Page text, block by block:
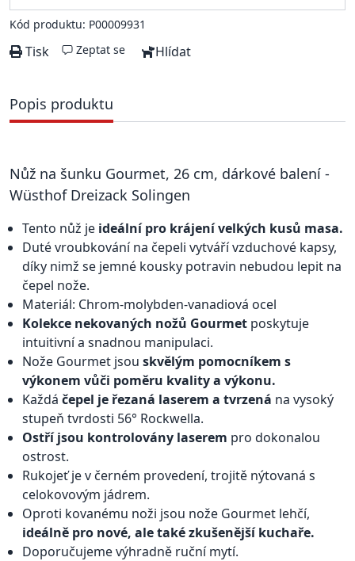
Kód produktu: P00009931
Tisk Zeptat se Hlídat
Popis produktu
Nůž na šunku Gourmet, 26 cm, dárkové balení -
Wüsthof Dreizack Solingen
Tento nůž je ideální pro krájení velkých kusů masa.
Duté vroubkování na čepeli vytváří vzduchové kapsy,
díky nimž se jemné kousky potravin nebudou lepit na
čepel nože.
Materiál: Chrom-molybden-vanadiová ocel
Kolekce nekovaných nožů Gourmet poskytuje
intuitivní a snadnou manipulaci.
Nože Gourmet jsou skvělým pomocníkem s
výkonem vůči poměru kvality a výkonu.
Každá čepel je řezaná laserem a tvrzená na vysoký
stupeň tvrdosti 56° Rockwella.
Ostří jsou kontrolovány laserem pro dokonalou
ostrost.
Rukojeť je v černém provedení, trojitě nýtovaná s
celokovovým jádrem.
Oproti kovanému noži jsou nože Gourmet lehčí,
ideálně pro nové, ale také zkušenější kuchaře.
Doporučujeme výhradně ruční mytí.